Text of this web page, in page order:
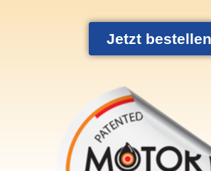
Jetzt bestellen